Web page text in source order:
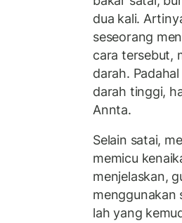
dua kali.
seseorang
cara tersebut,
darah.
darah tinggi,
Annta.
Selain satai,
memicu
menjelaskan,
menggunakan
lah yang